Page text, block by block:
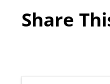
Share